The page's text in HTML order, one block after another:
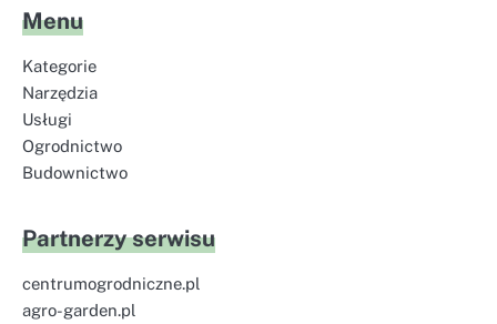
Menu
Kategorie
Narzędzia
Usługi
Ogrodnictwo
Budownictwo
Partnerzy serwisu
centrumogrodniczne.pl
agro-garden.pl